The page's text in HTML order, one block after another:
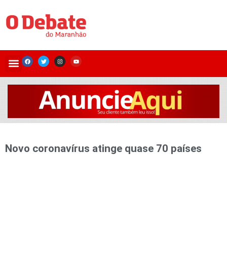
Novo coronavírus atinge quase 70 países